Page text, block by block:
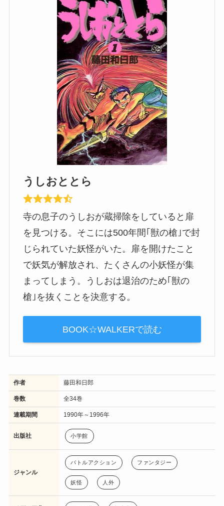
うしおととら
寺の息子のうしおが蔵掃除をしていると扉
を見つける。そこには500年間｢獣の槍｣で封
じられていた妖怪がいた。扉を開けたこと
で妖気が解放され、たくさんの小妖怪が集
まってしまう。うしおは退治のため｢獣の
槍｣を抜くことを決意する。
BOOK☆WALKERで読む
作者 藤田和日郎
巻数 全34巻
連載期間 1990年～1996年
出版社 小学館
ジャンル
バトルアクション ファンタジー
妖怪 人外